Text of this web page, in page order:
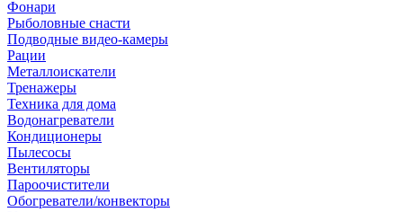
Фонари
Рыболовные снасти
Подводные видео-камеры
Рации
Металлоискатели
Тренажеры
Техника для дома
Водонагреватели
Кондиционеры
Пылесосы
Вентиляторы
Пароочистители
Обогреватели/конвекторы